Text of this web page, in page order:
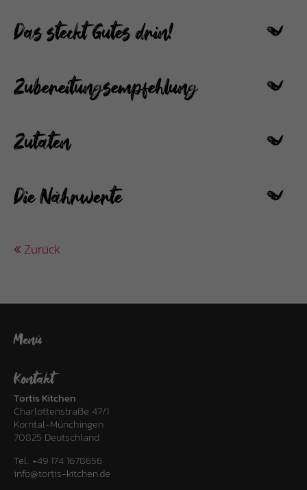
Das steckt Gutes drin!
Zubereitungsempfehlung
Zutaten
Die Nährwerte
Zurück
Menü
Kontakt
Tortis Kitchen
Charlottenstraße 47/1
Korntal-Münchingen
70825 Deutschland
Tel.: +49 174 1678656
info@tortis-kitchen.de